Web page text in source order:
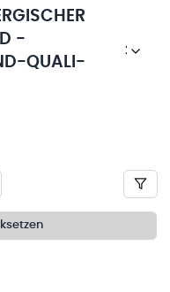
-
QUALI-
2025/26